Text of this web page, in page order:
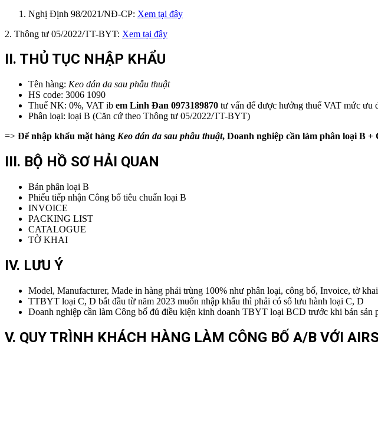
Nghị Định 98/2021/NĐ-CP: Xem tại đây
2. Thông tư 05/2022/TT-BYT: Xem tại đây
II. THỦ TỤC NHẬP KHẨU
Tên hàng: Keo dán da sau phẫu thuật
HS code: 3006 1090
Thuế NK: 0%, VAT ib em Linh Đan 0973189870 tư vấn để được hưởng thuế VAT mức ưu
Phân loại: loại B (Căn cứ theo Thông tư 05/2022/TT-BYT)
=> Để nhập khẩu mặt hàng Keo dán da sau phẫu thuật, Doanh nghiệp cần làm phân loại B +
III. BỘ HỒ SƠ HẢI QUAN
Bản phân loại B
Phiếu tiếp nhận Công bố tiêu chuẩn loại B
INVOICE
PACKING LIST
CATALOGUE
TỜ KHAI
IV. LƯU Ý
Model, Manufacturer, Made in hàng phải trùng 100% như phân loại, công bố, Invoice, tờ khai
TTBYT loại C, D bắt đầu từ năm 2023 muốn nhập khẩu thì phải có số lưu hành loại C, D
Doanh nghiệp cần làm Công bố đủ điều kiện kinh doanh TBYT loại BCD trước khi bán
V. QUY TRÌNH KHÁCH HÀNG LÀM CÔNG BỐ A/B VỚI